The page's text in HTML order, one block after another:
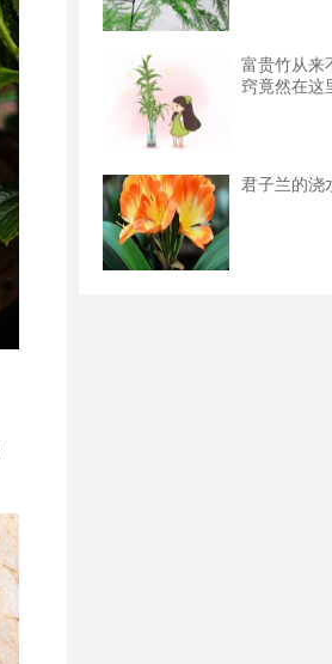
富贵竹从来
窍竟然在这
君子兰的浇